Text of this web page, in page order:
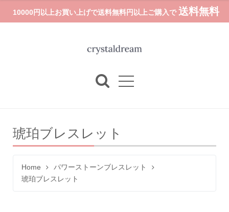
10000円以上お買い上げで送料無料円以上ご購入で 送料無料
琥珀ブレスレット
Home
パワーストーンブレスレット
琥珀ブレスレット